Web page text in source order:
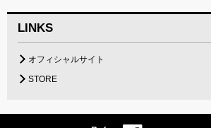
LINKS
オフィシャルサイト
STORE